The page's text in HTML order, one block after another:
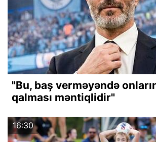
"Bu, baş verməyəndə
qalması məntiqlidir"
16:30